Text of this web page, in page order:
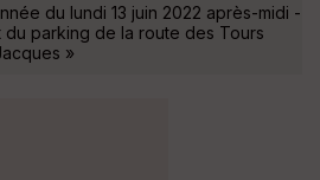
du lundi 13 juin 2022 après-midi -
du parking de la route des Tours
»